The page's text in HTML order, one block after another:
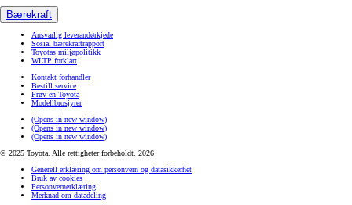
Bærekraft
Ansvarlig leverandørkjede
Sosial bærekraftrapport
Toyotas miljøpolitikk
WLTP forklart
Kontakt forhandler
Bestill service
Prøv en Toyota
Modellbrosjyrer
(Opens in new window)
(Opens in new window)
(Opens in new window)
© 2025 Toyota. Alle rettigheter forbeholdt. 2026
Generell erklæring om personvern og datasikkerhet
Bruk av cookies
Personvernerklæring
Merknad om datadeling